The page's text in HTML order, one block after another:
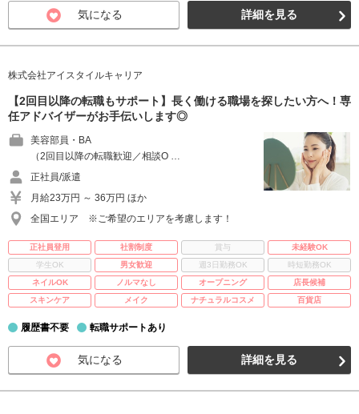
気になる 詳細を見る
株式会社アイスタイルキャリア
【2回目以降の転職もサポート】長く働ける職場を探したい方へ！専
任アドバイザーがお手伝いします◎
美容部員・BA
（2回目以降の転職歓迎／相談O …
正社員/派遣
月給23万円 ～ 36万円 ほか
全国エリア ※ご希望のエリアを考慮します！
正社員登用 社割制度 賞与
未経験OK
学生OK
男女歓迎 週3日勤務OK
時短勤務OK
ネイルOK
ノルマなし オープニング
店長候補
スキンケア
メイク ナチュラルコスメ 百貨店
履歴書不要 転職サポートあり
気になる 詳細を見る